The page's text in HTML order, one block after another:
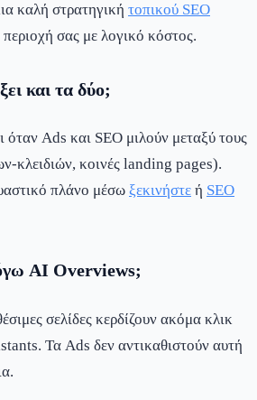
καλή στρατηγική τοπικού SEO
περιοχή σας με λογικό κόστος.
και τα δύο;
όταν Ads και SEO μιλούν μεταξύ τους
κλειδιών, κοινές landing pages).
πλάνο μέσω ξεκινήστε ή SEO
AI Overviews;
σελίδες κερδίζουν ακόμα κλικ
Τα Ads δεν αντικαθιστούν αυτή